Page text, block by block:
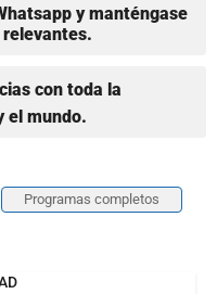
y manténgase
con toda la
el mundo.
Programas completos